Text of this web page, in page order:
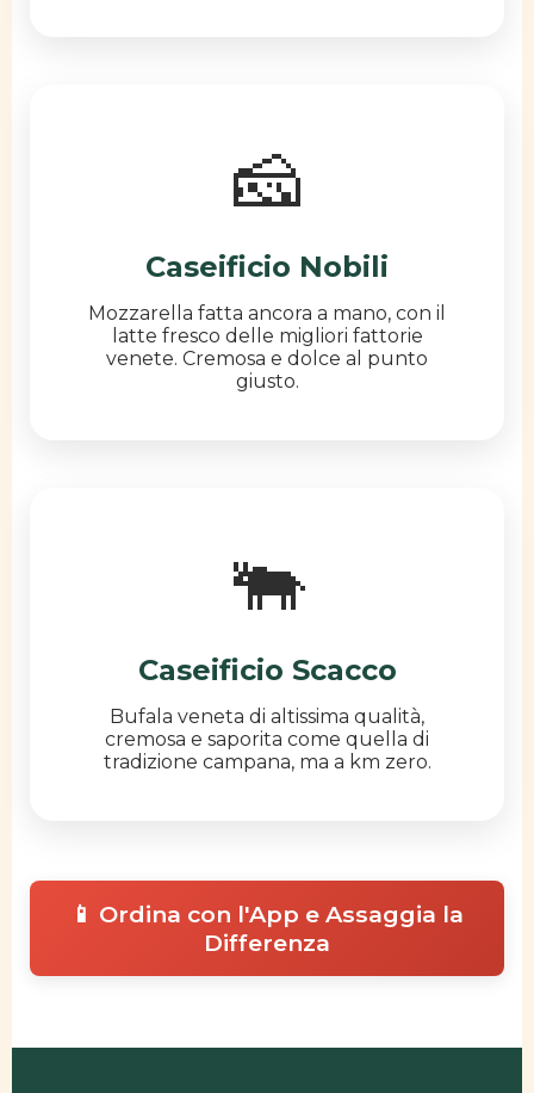
🧀
Caseificio Nobili
Mozzarella fatta ancora a mano, con il
latte fresco delle migliori fattorie
venete. Cremosa e dolce al punto
giusto.
🐃
Caseificio Scacco
Bufala veneta di altissima qualità,
cremosa e saporita come quella di
tradizione campana, ma a km zero.
📱 Ordina con l'App e Assaggia la
Differenza